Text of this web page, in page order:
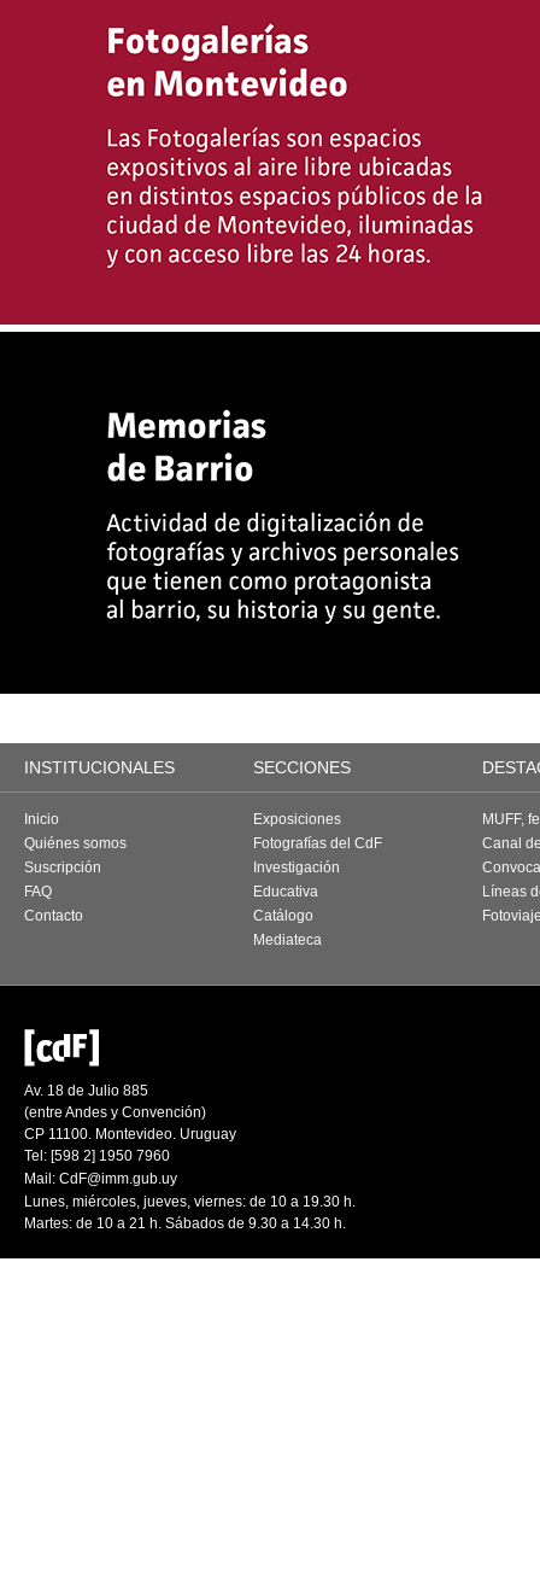
INSTITUCIONALES SECCIONES
Inicio
Quiénes somos
Suscripción
FAQ
Contacto
Exposiciones
Fotografías del CdF
Investigación
Educativa
Catálogo
Mediateca
MUFF,
Canal
Líneas
Av. 18 de Julio 885
(entre Andes y Convención)
CP 11100. Montevideo. Uruguay
Tel: [598 2] 1950 7960
Mail: CdF@imm.gub.uy
Lunes, miércoles, jueves, viernes: de 10 a 19.30 h.
Martes: de 10 a 21 h. Sábados de 9.30 a 14.30 h.